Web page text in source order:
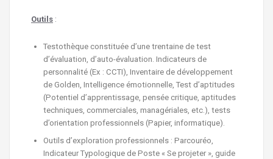
Outils :
Testothèque constituée d’une trentaine de test
d’évaluation, d’auto-évaluation. Indicateurs de
personnalité (Ex : CCTI), Inventaire de développement
de Golden, Intelligence émotionnelle, Test d’aptitudes
(Potentiel d’apprentissage, pensée critique, aptitudes
techniques, commerciales, managériales, etc.), tests
d’orientation professionnels (Papier, informatique).
Outils d’exploration professionnels : Parcouréo,
Indicateur Typologique de Poste « Se projeter », guide